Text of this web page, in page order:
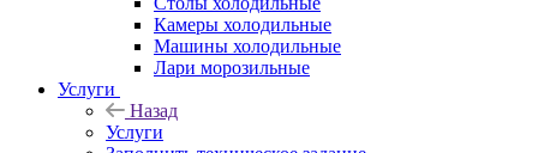
Камеры холодильные
Машины холодильные
Лари морозильные
Услуги
Назад
Услуги